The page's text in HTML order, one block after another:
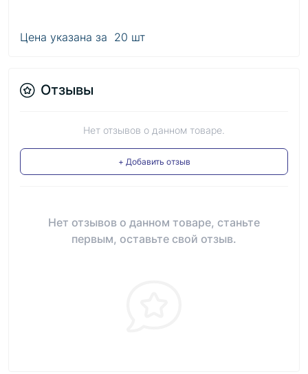
Цена указана за 20 шт
Отзывы
Нет отзывов о данном товаре.
+ Добавить отзыв
Нет отзывов о данном товаре, станьте
первым, оставьте свой отзыв.